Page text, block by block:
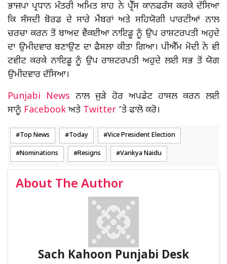
ਭਾਜਪਾ ਪ੍ਰਧਾਨ ਮੰਤਰੀ ਅਮਿਤ ਸ਼ਾਹ ਨੇ ਪ੍ਰੈੱਸ ਕਾਨਫਰੰਸ ਕਰਕੇ ਦੱਸਿਆ
ਕਿ ਸੰਸਦੀ ਬੋਰਡ ਦੇ ਸਾਰੇ ਮੈਂਬਰਾਂ ਅਤੇ ਸਹਿਯੋਗੀ ਪਾਰਟੀਆਂ ਨਾਲ
ਚਰਚਾ ਕਰਨ ਤੋਂ ਬਾਅਦ ਵੈਂਕਈਆ ਨਾਇਡੂ ਨੂੰ ਉਪ ਰਾਸ਼ਟਰਪਤੀ ਅਹੁਦੇ
ਦਾ ਉਮੀਦਵਾਰ ਬਣਾਉਣ ਦਾ ਫੈਸਲਾ ਕੀਤਾ ਗਿਆ। ਪੀਐੱਮ ਮੋਦੀ ਨੇ ਵੀ
ਟਵੀਟ ਕਰਕੇ ਨਾਇਡੂ ਨੂੰ ਉਪ ਰਾਸ਼ਟਰਪਤੀ ਅਹੁਦੇ ਲਈ ਸਭ ਤੋਂ ਯੋਗ
ਉਮੀਦਵਾਰ ਦੱਸਿਆ।
Punjabi News ਨਾਲ ਜੁੜੇ ਹੋਰ ਅਪਡੇਟ ਹਾਸਲ ਕਰਨ ਲਈ
ਸਾਨੂੰ Facebook ਅਤੇ Twitter ‘ਤੇ ਫਾਲੋ ਕਰੋ।
Top News Today Vice President Election
Nominations Resigns Vankya Naidu
About The Author
Sach Kahoon Punjabi Desk